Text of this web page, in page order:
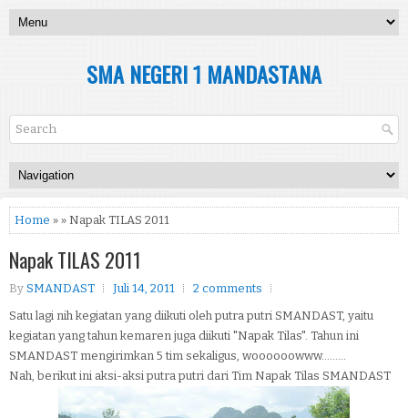
SMA NEGERI 1 MANDASTANA
Home » » Napak TILAS 2011
Napak TILAS 2011
By SMANDAST Juli 14, 2011
2 comments
Satu lagi nih kegiatan yang diikuti oleh putra putri SMANDAST, yaitu
kegiatan yang tahun kemaren juga diikuti "Napak Tilas". Tahun ini
SMANDAST mengirimkan 5 tim sekaligus, woooooowww.........
Nah, berikut ini aksi-aksi putra putri dari Tim Napak Tilas SMANDAST